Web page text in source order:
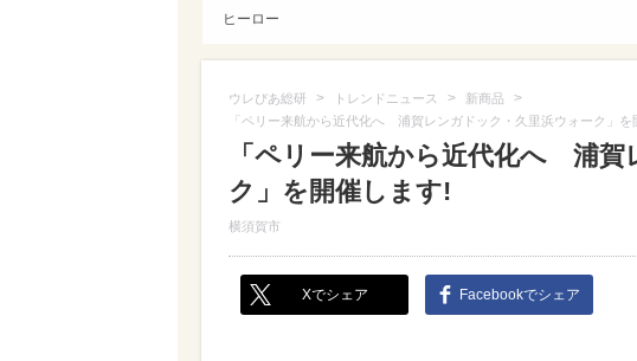
ヒーロー
ウレぴあ総研 > トレンドニュース > 新商品 >
「ペリー来航から近代化へ 浦賀レンガドック・久里浜ウォーク」を
「ペリー来航から近代化へ 浦
ク」を開催します!
横須賀市
Xでシェア Facebookでシェア